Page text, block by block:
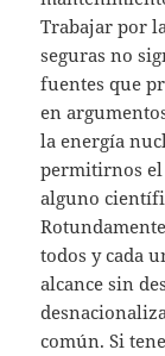
Trabajar por
seguras no
fuentes que
en
la energía
permitirnos
alguno
todos y cada
alcance sin
común. Si